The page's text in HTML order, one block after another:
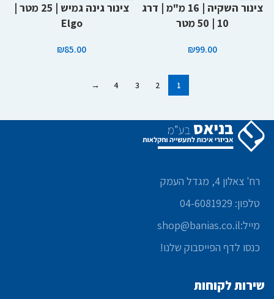
צינור השקיה | 16 מ"מ | דרג
10 | 50 מטר
₪99.00
צינור גינה גמיש | 25 מטר |
Elgo
₪85.00
1
2
3
4
→
רח' צאלון 4, מגדל העמק
טלפון: 04-6081929
מייל:shop@banias.co.il
כנסו לדף הפייסבוק שלנו!
שירות לקוחות